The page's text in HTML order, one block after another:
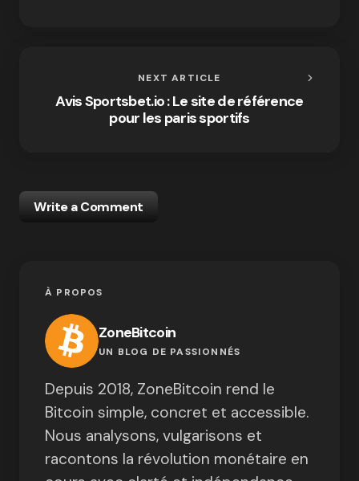
NEXT ARTICLE
Avis Sportsbet.io : Le site de référence
pour les paris sportifs
Write a Comment
À PROPOS
ZoneBitcoin
UN BLOG DE PASSIONNÉS
Depuis 2018, ZoneBitcoin rend le
Bitcoin simple, concret et accessible.
Nous analysons, vulgarisons et
racontons la révolution monétaire en